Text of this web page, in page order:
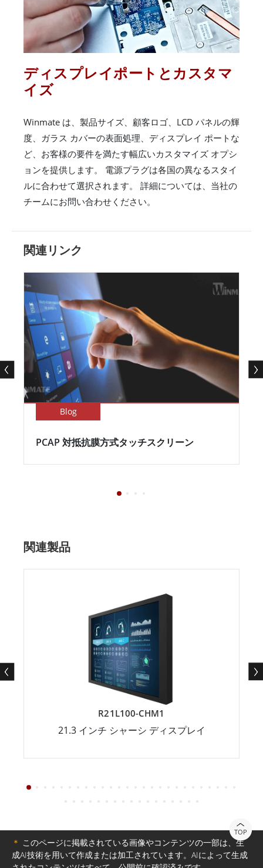
ディスプレイポートとカスタマ
イズ
Winmate は、製品サイズ、顧客ロゴ、LCD パネルの輝
度、ガラス カバーの表面処理、ディスプレイ ポートな
ど、お客様の要件を満たす幅広いカスタマイズ オプシ
ョンを提供します。 電源プラグは各国の異なるスタイ
ルに合わせて選択されます。 詳細については、当社の
チームにお問い合わせください。
関連リンク
Blog
PCAP 対抵抗膜方式タッチスクリーン
関連製品
R21L100-CHM1
21.3 インチ シャーシ ディスプレイ
TOP
＊ このページに掲載されている画像やコンテンツの一部は、生
成AI技術を用いて作成または加工されています。AIによって生成